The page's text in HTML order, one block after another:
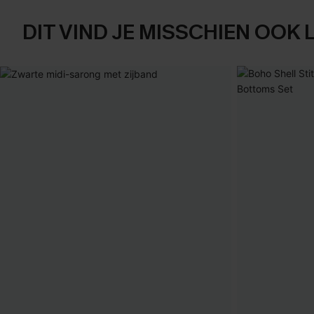
DIT VIND JE MISSCHIEN OOK